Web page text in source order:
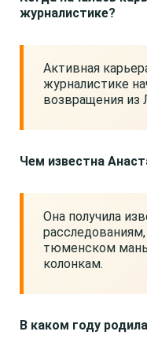
журналистике?
Активная
журналистике
возвращения из
Чем известна
Она получила
тюменском
колонкам.
В каком году